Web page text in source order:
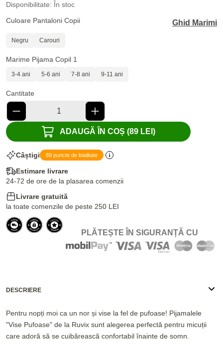
Disponibilitate: În stoc
Culoare Pantaloni Copii
Ghid Marimi
Negru Carouri
Marime Pijama Copil 1
3-4 ani 5-6 ani 7-8 ani 9-11 ani
Cantitate
ADAUGĂ ÎN COȘ (89 LEI)
Câștigi 89 puncte de loialitate
Estimare livrare
24-72 de ore de la plasarea comenzii
Livrare gratuită
la toate comenzile de peste 250 LEI
PLĂTEȘTE ÎN SIGURANȚĂ CU
DESCRIERE
Pentru nopți moi ca un nor și vise la fel de pufoase! Pijamalele
"Vise Pufoase" de la Ruvix sunt alegerea perfectă pentru micuții
care adoră să se cuibărească confortabil înainte de somn.